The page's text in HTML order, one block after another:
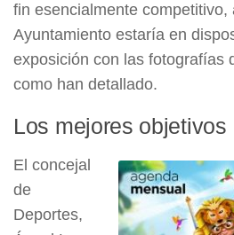
fin esencialmente competitivo,
Ayuntamiento estaría en
exposición con las fotografías
como han detallado.
Los mejores objetivos
El concejal
de
Deportes,